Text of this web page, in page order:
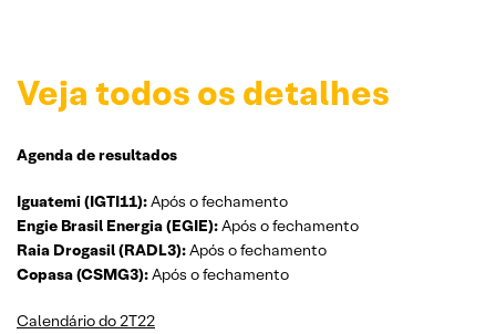
Veja todos os detalhes
Agenda de resultados
Iguatemi (IGTI11):Após o fechamento
Engie Brasil Energia (EGIE):Após o fechamento
Raia Drogasil (RADL3):Após o fechamento
Copasa (CSMG3):Após o fechamento
Calendário do 2T22